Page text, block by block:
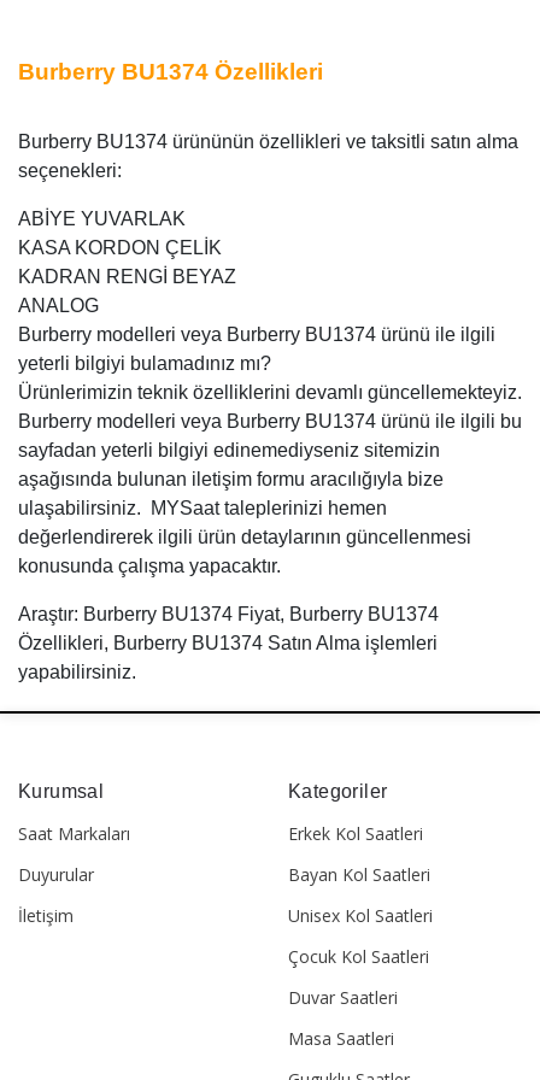
Burberry BU1374 Özellikleri
Burberry BU1374 ürününün özellikleri ve taksitli satın alma
seçenekleri:
ABİYE YUVARLAK
KASA KORDON ÇELİK
KADRAN RENGİ BEYAZ
ANALOG
Burberry modelleri veya Burberry BU1374 ürünü ile ilgili
yeterli bilgiyi bulamadınız mı?
Ürünlerimizin teknik özelliklerini devamlı güncellemekteyiz.
Burberry modelleri veya Burberry BU1374 ürünü ile ilgili bu
sayfadan yeterli bilgiyi edinemediyseniz sitemizin
aşağısında bulunan iletişim formu aracılığıyla bize
ulaşabilirsiniz. MYSaat taleplerinizi hemen
değerlendirerek ilgili ürün detaylarının güncellenmesi
konusunda çalışma yapacaktır.
Araştır: Burberry BU1374 Fiyat, Burberry BU1374
Özellikleri, Burberry BU1374 Satın Alma işlemleri
yapabilirsiniz.
Kurumsal
Saat Markaları
Duyurular
İletişim
Kategoriler
Erkek Kol Saatleri
Bayan Kol Saatleri
Unisex Kol Saatleri
Çocuk Kol Saatleri
Duvar Saatleri
Masa Saatleri